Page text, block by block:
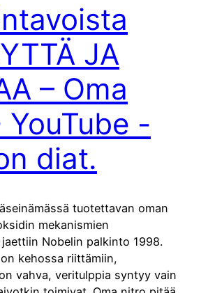
JA
– Oma
-
diat.
tuotettavan oman
mekanismien
Nobelin palkinto 1998.
kehossa riittämiin,
vahva, veritulppia syntyy vain